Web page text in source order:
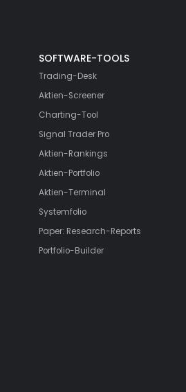
SOFTWARE-TOOLS
Trading-Desk
Aktien-Screener
Charting-Tool
Signal Trader Pro
Aktien-Rankings
Aktien-Portfolio
Aktien-Terminal
Systemfolio
Paper: Research-Reports
Portfolio-Builder